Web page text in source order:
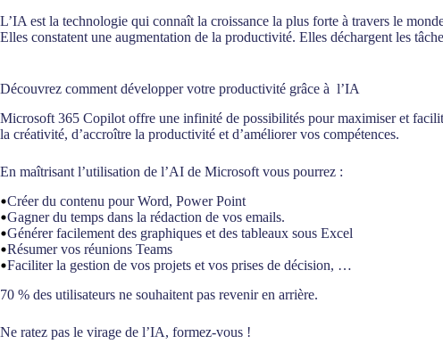
L’IA est la technologie qui connaît la croissance la plus forte à travers le
Elles constatent une augmentation de la productivité. Elles déchargent les
Découvrez comment développer votre productivité grâce à l’IA
Microsoft 365 Copilot offre une infinité de possibilités pour maximiser et
la créativité, d’accroître la productivité et d’améliorer vos compétences.
En maîtrisant l’utilisation de l’AI de Microsoft vous pourrez :
Créer du contenu pour Word, Power Point
Gagner du temps dans la rédaction de vos emails.
Générer facilement des graphiques et des tableaux sous Excel
Résumer vos réunions Teams
Faciliter la gestion de vos projets et vos prises de décision, …
70 % des utilisateurs ne souhaitent pas revenir en arrière.
Ne ratez pas le virage de l’IA, formez-vous !